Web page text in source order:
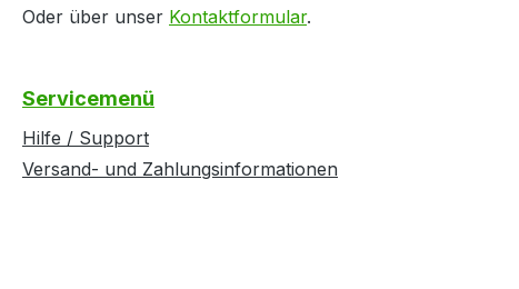
Oder über unser Kontaktformular.
Servicemenü
Hilfe / Support
Versand- und Zahlungsinformationen